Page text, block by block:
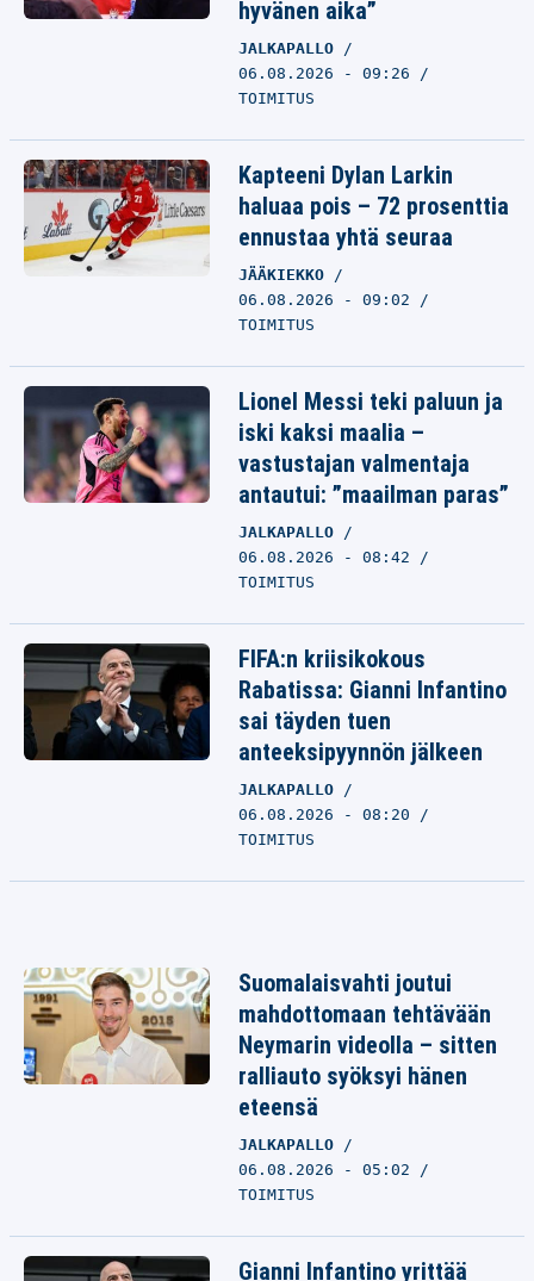
hyvänen aika”
JALKAPALLO
06.08.2026 - 09:26
TOIMITUS
Kapteeni Dylan Larkin
haluaa pois – 72 prosenttia
ennustaa yhtä seuraa
JÄÄKIEKKO
06.08.2026 - 09:02
TOIMITUS
Lionel Messi teki paluun ja
iski kaksi maalia –
vastustajan valmentaja
antautui: ”maailman paras”
JALKAPALLO
06.08.2026 - 08:42
TOIMITUS
FIFA:n kriisikokous
Rabatissa: Gianni Infantino
sai täyden tuen
anteeksipyynnön jälkeen
JALKAPALLO
06.08.2026 - 08:20
TOIMITUS
Suomalaisvahti joutui
mahdottomaan tehtävään
Neymarin videolla – sitten
ralliauto syöksyi hänen
eteensä
JALKAPALLO
06.08.2026 - 05:02
TOIMITUS
Gianni Infantino yrittää